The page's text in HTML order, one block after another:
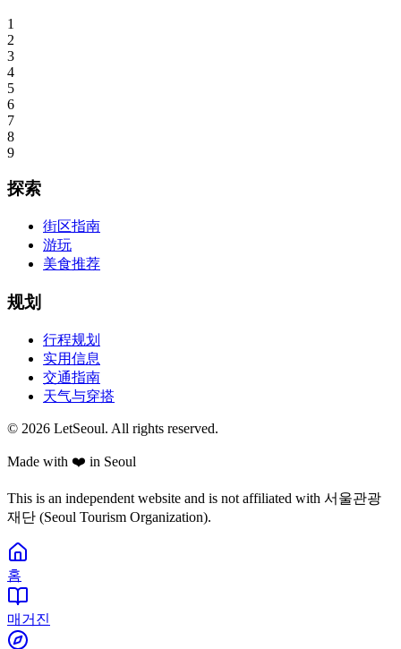
1
2
3
4
5
6
7
8
9
探索
街区指南
游玩
美食推荐
规划
行程规划
实用信息
交通指南
天气与穿搭
© 2026 LetSeoul. All rights reserved.
Made with ❤️ in Seoul
This is an independent website and is not affiliated with 서울관광
재단 (Seoul Tourism Organization).
홈
매거진